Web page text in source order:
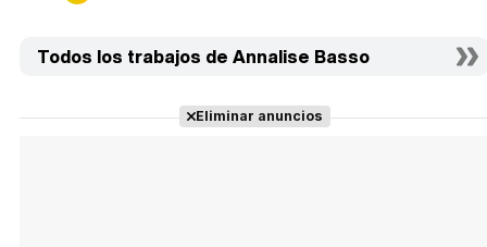
Todos los trabajos de Annalise Basso
Eliminar anuncios